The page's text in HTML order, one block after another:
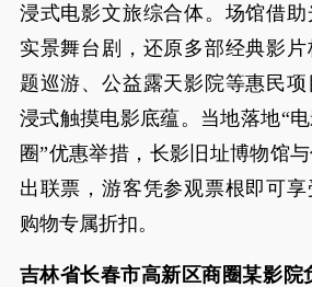
浸式电影文旅综合体。场馆借
实景舞台剧，还原多部经典影
题巡游、公益露天影院等惠民
浸式触摸电影底蕴。当地落地“
圈”优惠举措，长影旧址博物馆
出联票，游客凭参观票根即可
购物专属折扣。
吉林省长春市高新区商圈某影院